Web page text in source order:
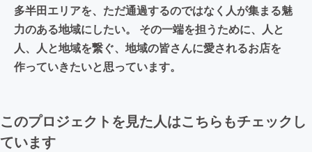
多半田エリアを、ただ通過するのではなく人が集まる魅
力のある地域にしたい。 その一端を担うために、人と
人、人と地域を繋ぐ、地域の皆さんに愛されるお店を
作っていきたいと思っています。
このプロジェクトを見た人はこちらもチェックし
ています